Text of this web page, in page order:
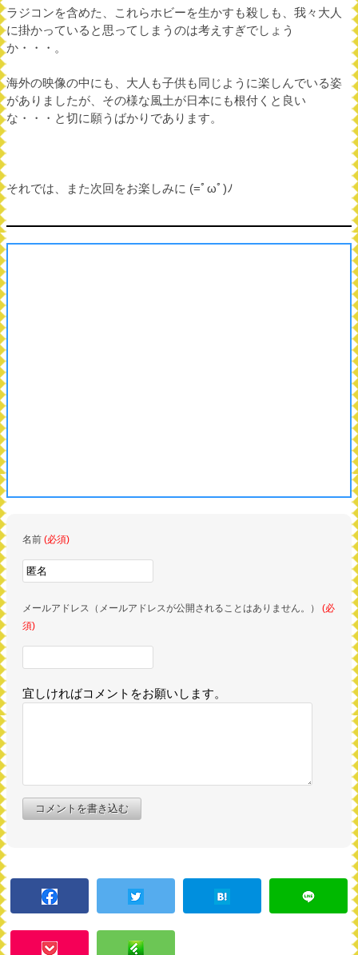
ラジコンを含めた、これらホビーを生かすも殺しも、我々大人
に掛かっていると思ってしまうのは考えすぎでしょう
か・・・。
海外の映像の中にも、大人も子供も同じように楽しんでいる姿
がありましたが、その様な風土が日本にも根付くと良い
な・・・と切に願うばかりであります。
それでは、また次回をお楽しみに (=ﾟωﾟ)ﾉ
名前 (必須)
メールアドレス（メールアドレスが公開されることはありません。） (必
須)
宜しければコメントをお願いします。
コメントを書き込む